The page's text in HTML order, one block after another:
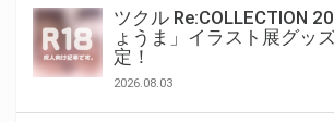
ツクル Re:COLLECTION
ょうま」イラスト展グッ
定！
2026.08.03